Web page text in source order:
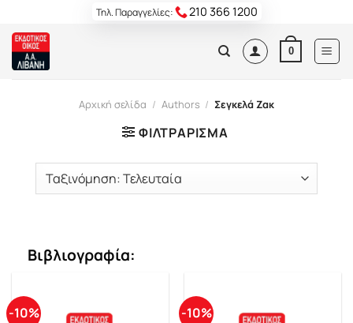
content
Τηλ. Παραγγελίες: 210 366 1200
0
Αρχική σελίδα / Authors / Σεγκελά Ζακ
ΦΙΛΤΡΆΡΙΣΜΑ
Βιβλιογραφία:
-10% -10%